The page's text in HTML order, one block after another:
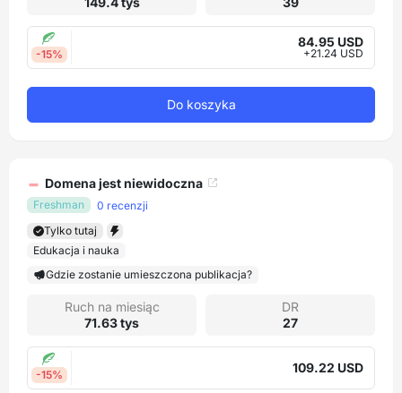
-15%
84.95 USD
+21.24 USD
Do koszyka
Domena jest niewidoczna
Freshman
0 recenzji
Tylko tutaj
Edukacja i nauka
Gdzie zostanie umieszczona publikacja?
Ruch na miesiąc
71.63 tys
DR
27
-15% 109.22 USD